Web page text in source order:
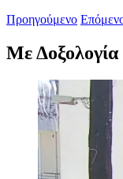
Προηγούμενο
Με Δοξολογία
Προβολή
μεγαλύτερης
εικόνας